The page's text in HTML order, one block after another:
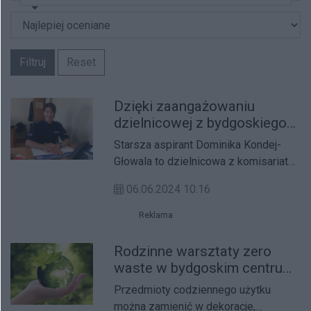
Filtruj Reset
Dzięki zaangażowaniu
dzielnicowej z bydgoskiego
Śródmieścia seniorka nie
będzie okradana przez
Starsza aspirant Dominika Kondej-
Głowala to dzielnicowa z komisariatu
dzień służąca pomocą mieszkańcom
w różnych życiowych sytuacjach
wymagających wsparcia czy
interwencji funkcjonariuszy. Ta, którą
opisujemy jest inna. Zaangażowanie,
dociekliwość i umiejętność
06.06.2024 10:16
Reklama
Rodzinne warsztaty zero
waste w bydgoskim centrum
handlowym
Przedmioty codziennego użytku
można zamienić w dekoracje,